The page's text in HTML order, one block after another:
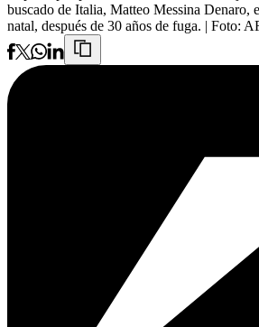
buscado de Italia, Matteo Messina Denaro,
natal, después de 30 años de fuga. | Foto: